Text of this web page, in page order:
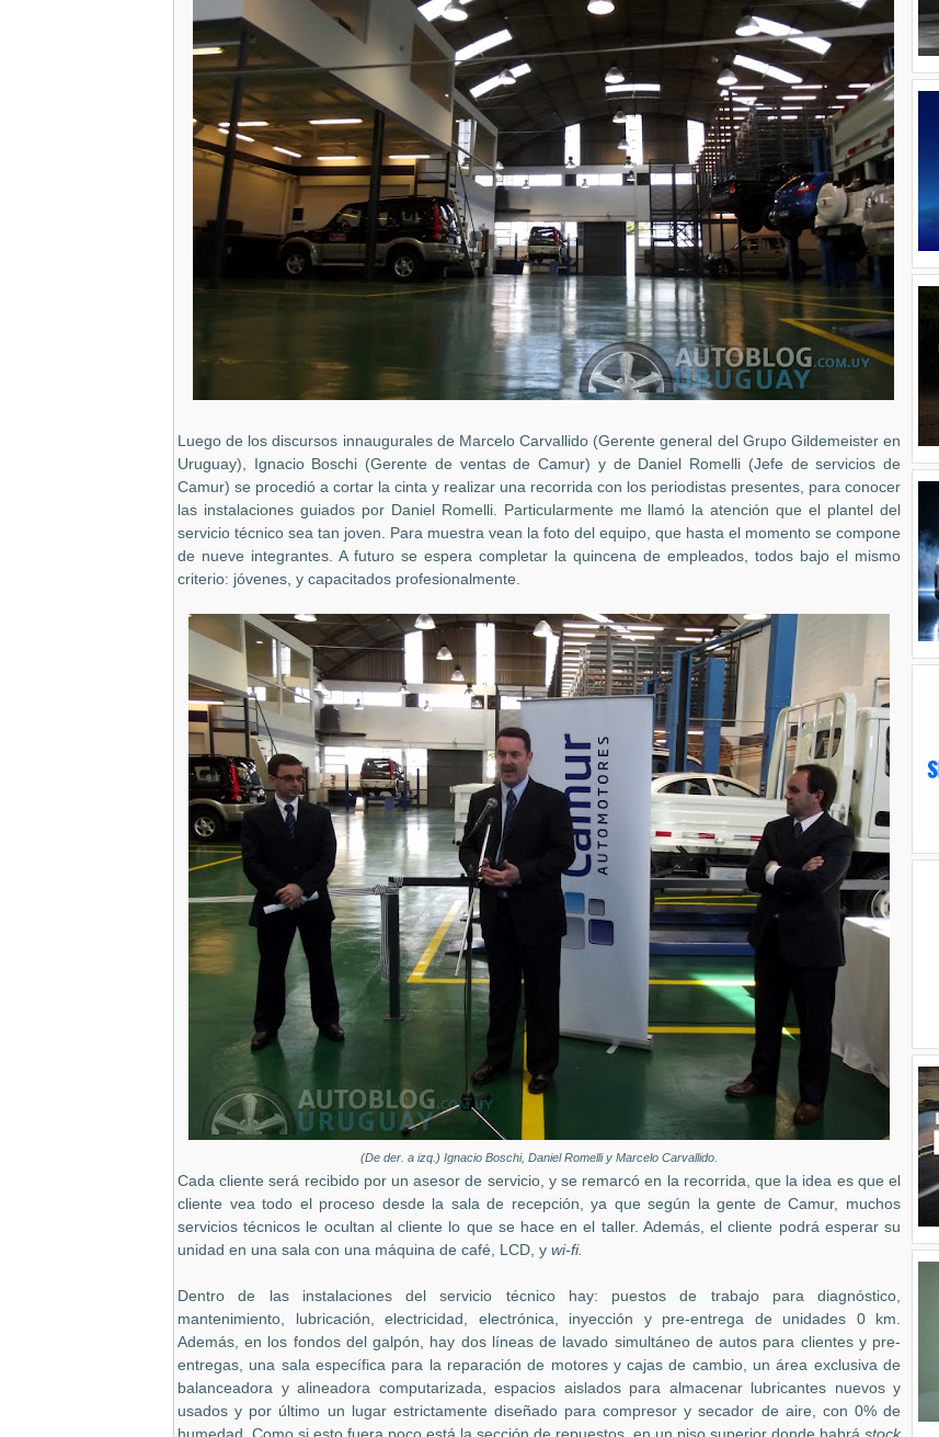
Luego de los discursos innaugurales de Marcelo Carvallido (Gerente general del Grupo Gildemeister en
Uruguay), Ignacio Boschi (Gerente de ventas de Camur) y de Daniel Romelli (Jefe de servicios de
Camur) se procedió a cortar la cinta y realizar una recorrida con los periodistas presentes, para conocer
las instalaciones guiados por Daniel Romelli. Particularmente me llamó la atención que el plantel del
servicio técnico sea tan joven. Para muestra vean la foto del equipo, que hasta el momento se compone
de nueve integrantes. A futuro se espera completar la quincena de empleados, todos bajo el mismo
criterio: jóvenes, y capacitados profesionalmente.
(De der. a izq.) Ignacio Boschi, Daniel Romelli y Marcelo Carvallido.
Cada cliente será recibido por un asesor de servicio, y se remarcó en la recorrida, que la idea es que el
cliente vea todo el proceso desde la sala de recepción, ya que según la gente de Camur, muchos
servicios técnicos le ocultan al cliente lo que se hace en el taller. Además, el cliente podrá esperar su
unidad en una sala con una máquina de café, LCD, y wi-fi.
Dentro de las instalaciones del servicio técnico hay: puestos de trabajo para diagnóstico,
mantenimiento, lubricación, electricidad, electrónica, inyección y pre-entrega de unidades 0 km.
Además, en los fondos del galpón, hay dos líneas de lavado simultáneo de autos para clientes y pre-
entregas, una sala específica para la reparación de motores y cajas de cambio, un área exclusiva de
balanceadora y alineadora computarizada, espacios aislados para almacenar lubricantes nuevos y
usados y por último un lugar estrictamente diseñado para compresor y secador de aire, con 0% de